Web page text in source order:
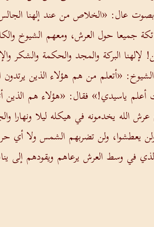
عال: «الخلاص من عند إلهنا
جميعا حول العرش، ومعهم الشيوخ
لإلهنا البركة والمجد والحكمة والشكر
«أتعلم من هم هؤلاء الذين يرتدون
أعلم ياسيدي!» فقال: «هؤلاء هم الذين
الله يخدمونه في هيكله ليلا
يعطشوا، ولن تضربهم الشمس ولا أي
في وسط العرش يرعاهم ويقودهم إلى